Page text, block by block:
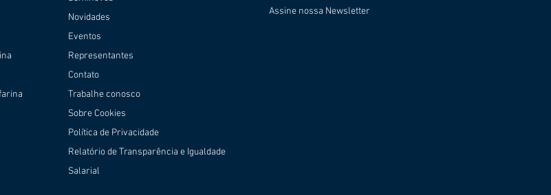
Novidades
Eventos
Representantes
Contato
Trabalhe conosco
Sobre Cookies
Política de Privacidade
Relatório de Transparência e Igualdade
Salarial
Assine nossa Newsletter